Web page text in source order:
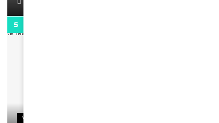
VIDEOS